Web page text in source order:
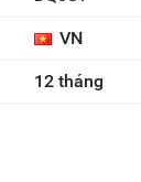
VN
12 tháng